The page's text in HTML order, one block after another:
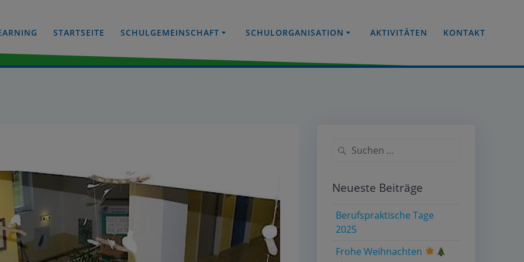
STARTSEITE SCHULGEMEINSCHAFT SCHULORGANISATION AKTIVITÄTEN KONTAKT
Suche
Neueste Beiträge
Berufspraktische Tage
2025
Frohe Weihnachten